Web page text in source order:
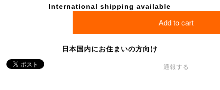
International shipping available
Add to cart
日本国内にお住まいの方向け
通報する